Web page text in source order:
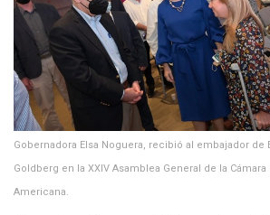
Gobernadora Elsa Noguera, recibió al embajador de
Goldberg en la XXIV Asamblea General de la
Americana.